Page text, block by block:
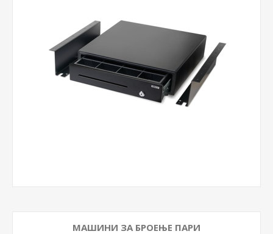
МАШИНИ ЗА БРОЕЊЕ ПАРИ